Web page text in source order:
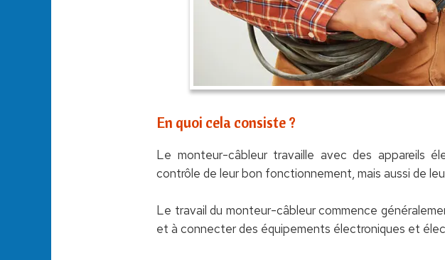
En quoi cela consiste ?
Le monteur-câbleur travaille avec des appareils
contrôle de leur bon fonctionnement, mais aussi de
Le travail du monteur-câbleur commence
et à connecter des équipements électroniques et